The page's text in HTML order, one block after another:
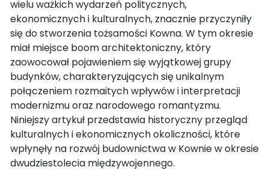
wielu ważkich wydarzeń politycznych,
ekonomicznych i kulturalnych, znacznie przyczyniły
się do stworzenia tożsamości Kowna. W tym okresie
miał miejsce boom architektoniczny, który
zaowocował pojawieniem się wyjątkowej grupy
budynków, charakteryzujących się unikalnym
połączeniem rozmaitych wpływów i interpretacji
modernizmu oraz narodowego romantyzmu.
Niniejszy artykuł przedstawia historyczny przegląd
kulturalnych i ekonomicznych okoliczności, które
wpłynęły na rozwój budownictwa w Kownie w okresie
dwudziestolecia międzywojennego.